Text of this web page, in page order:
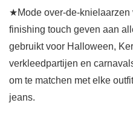
★Mode over-de-knielaarzen
finishing touch geven aan
gebruikt voor Halloween,
verkleedpartijen en
om te matchen met elke
jeans.